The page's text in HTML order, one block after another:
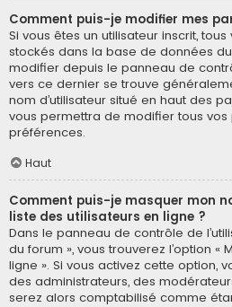
Comment puis-je modifier mes
Si vous êtes un utilisateur inscrit,
stockés dans la base de données
modifier depuis le panneau de
vers ce dernier se trouve
nom d’utilisateur situé en haut des
vous permettra de modifier tous
préférences.
Haut
Comment puis-je masquer mon
liste des utilisateurs en ligne ?
Dans le panneau de contrôle de
du forum », vous trouverez l’option «
ligne ». Si vous activez cette option,
des administrateurs, des
serez alors comptabilisé comme